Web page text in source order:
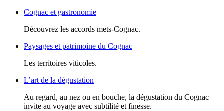
Cognac et gastronomie
Découvrez les accords mets-Cognac.
Paysages et patrimoine du Cognac
Les territoires viticoles.
L’art de la dégustation
Au regard, au nez ou en bouche, la dégustation du Cognac
invite au voyage avec subtilité et finesse.